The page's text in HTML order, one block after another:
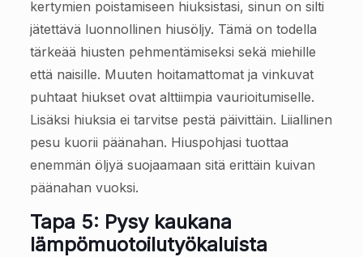
kertymien poistamiseen hiuksistasi, sinun on silti
jätettävä luonnollinen hiusöljy. Tämä on todella
tärkeää hiusten pehmentämiseksi sekä miehille
että naisille. Muuten hoitamattomat ja vinkuvat
puhtaat hiukset ovat alttiimpia vaurioitumiselle.
Lisäksi hiuksia ei tarvitse pestä päivittäin. Liiallinen
pesu kuorii päänahan. Hiuspohjasi tuottaa
enemmän öljyä suojaamaan sitä erittäin kuivan
päänahan vuoksi.
Tapa 5: Pysy kaukana
lämpömuotoilutyökaluista